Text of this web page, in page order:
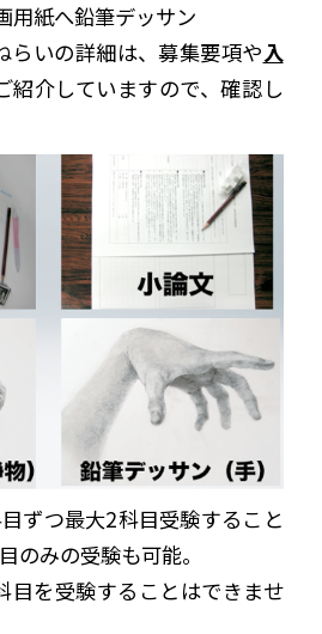
用紙へ鉛筆デッサン
らいの詳細は、募集要項や入
紹介していますので、確認し
ずつ最大2科目受験すること
のみの受験も可能。
目を受験することはできませ